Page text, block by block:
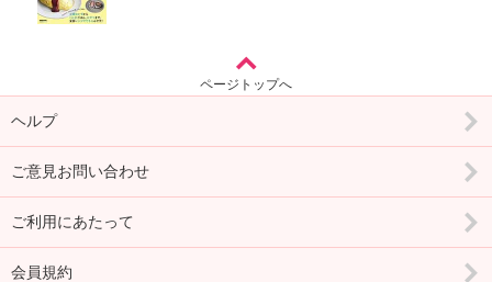
ページトップへ
ヘルプ
ご意見お問い合わせ
ご利用にあたって
会員規約